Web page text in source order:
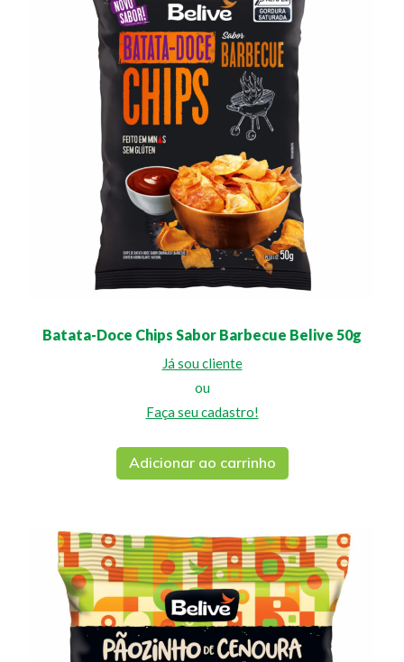
Batata-Doce Chips Sabor Barbecue Belive 50g
Já sou cliente
ou
Faça seu cadastro!
Adicionar ao carrinho